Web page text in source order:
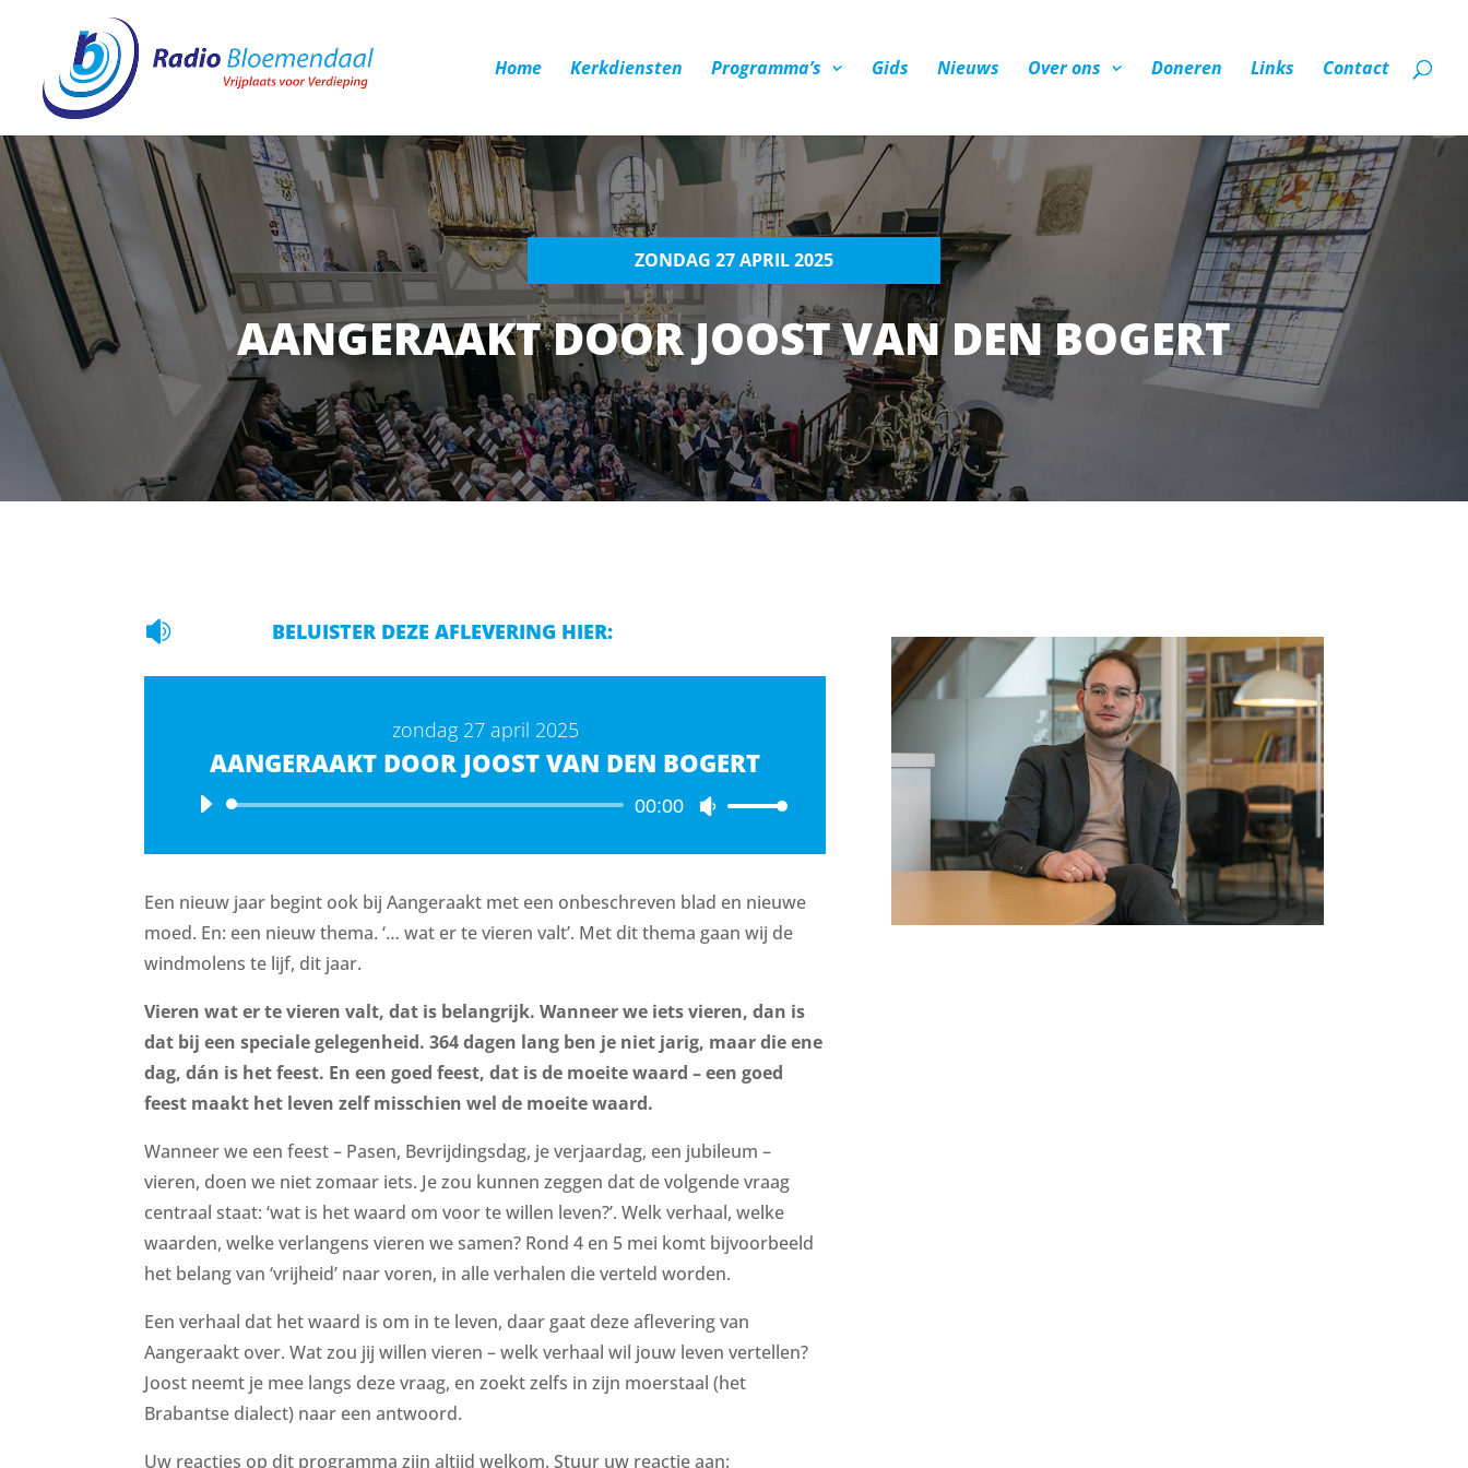
Home Kerkdiensten Programma’s Gids Nieuws Over ons Doneren Links Contact
ZONDAG 27 APRIL 2025
AANGERAAKT DOOR JOOST VAN DEN BOGERT
 BELUISTER DEZE AFLEVERING HIER:
zondag 27 april 2025
AANGERAAKT DOOR JOOST VAN DEN BOGERT
Audiospeler 00:00
Gebruik
pijltoetsen
het
volume
of
Een nieuw jaar begint ook bij Aangeraakt met een onbeschreven blad en nieuwe
moed. En: een nieuw thema. ‘… wat er te vieren valt’. Met dit thema gaan wij de
windmolens te lijf, dit jaar.
Vieren wat er te vieren valt, dat is belangrijk. Wanneer we iets vieren, dan is
dat bij een speciale gelegenheid. 364 dagen lang ben je niet jarig, maar die ene
dag, dán is het feest. En een goed feest, dat is de moeite waard – een goed
feest maakt het leven zelf misschien wel de moeite waard.
Wanneer we een feest – Pasen, Bevrijdingsdag, je verjaardag, een jubileum –
vieren, doen we niet zomaar iets. Je zou kunnen zeggen dat de volgende vraag
centraal staat: ‘wat is het waard om voor te willen leven?’. Welk verhaal, welke
waarden, welke verlangens vieren we samen? Rond 4 en 5 mei komt bijvoorbeeld
het belang van ‘vrijheid’ naar voren, in alle verhalen die verteld worden.
Een verhaal dat het waard is om in te leven, daar gaat deze aflevering van
Aangeraakt over. Wat zou jij willen vieren – welk verhaal wil jouw leven vertellen?
Joost neemt je mee langs deze vraag, en zoekt zelfs in zijn moerstaal (het
Brabantse dialect) naar een antwoord.
Uw reacties op dit programma zijn altijd welkom. Stuur uw reactie aan: